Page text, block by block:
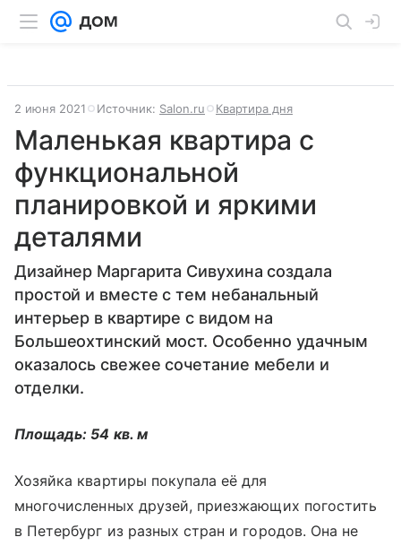
2 июня 2021 Источник: Salon.ru Квартира дня
Маленькая квартира с
функциональной
планировкой и яркими
деталями
Дизайнер Маргарита Сивухина создала
простой и вместе с тем небанальный
интерьер в квартире с видом на
Большеохтинский мост. Особенно удачным
оказалось свежее сочетание мебели и
отделки.
Площадь: 54 кв. м
Хозяйка квартиры покупала её для
многочисленных друзей, приезжающих погостить
в Петербург из разных стран и городов. Она не